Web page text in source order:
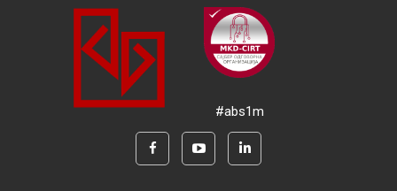
#abs1m